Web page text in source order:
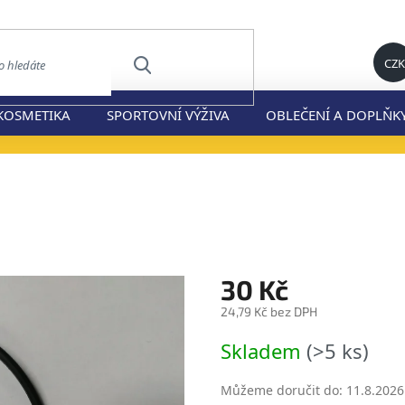
CZK
HLEDAT
SPORTOVNÍ VÝŽIVA OBLEČENÍ A
30 Kč
24,79 Kč bez DPH
cena:
Skladem (>5 ks)
Můžeme doručit do: 11.8.2026